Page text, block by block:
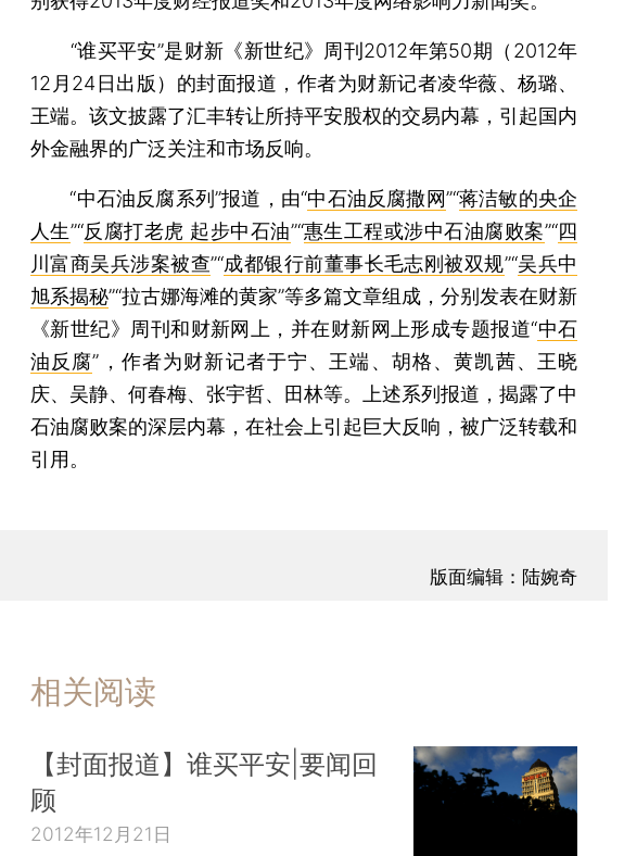
“谁买平安”是财新《新世纪》周刊2012年第50期（2012年
12月24日出版）的封面报道，作者为财新记者凌华薇、杨璐、
王端。该文披露了汇丰转让所持平安股权的交易内幕，引起国内
外金融界的广泛关注和市场反响。
“中石油反腐系列”报道，由“中石油反腐撒网”“蒋洁敏的央企
人生”“反腐打老虎 起步中石油”“惠生工程或涉中石油腐败案”“四
川富商吴兵涉案被查”“成都银行前董事长毛志刚被双规”“吴兵中
旭系揭秘”“拉古娜海滩的黄家”等多篇文章组成，分别发表在财新
《新世纪》周刊和财新网上，并在财新网上形成专题报道“中石
油反腐”，作者为财新记者于宁、王端、胡格、黄凯茜、王晓
庆、吴静、何春梅、张宇哲、田林等。上述系列报道，揭露了中
石油腐败案的深层内幕，在社会上引起巨大反响，被广泛转载和
引用。
版面编辑：陆婉奇
相关阅读
【封面报道】谁买平安|要闻回
顾
2012年12月21日